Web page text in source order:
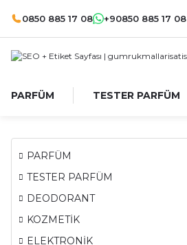
0850 885 17 08 +90850 885 17 08
PARFÜM TESTER PARFÜM
PARFÜM
TESTER PARFÜM
DEODORANT
KOZMETİK
ELEKTRONİK